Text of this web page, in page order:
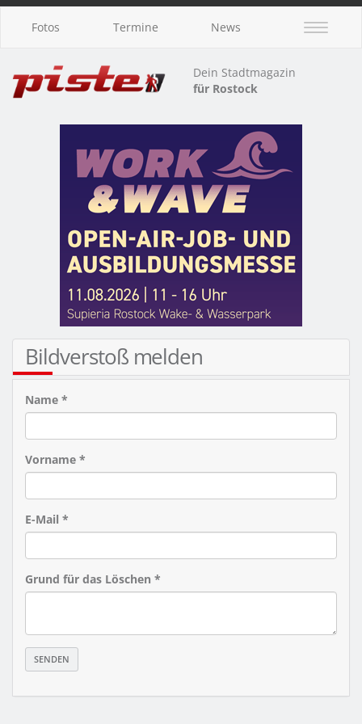
Fotos Termine News
Dein Stadtmagazin
für Rostock
Bildverstoß melden
Name *
Vorname *
E-Mail *
Grund für das Löschen *